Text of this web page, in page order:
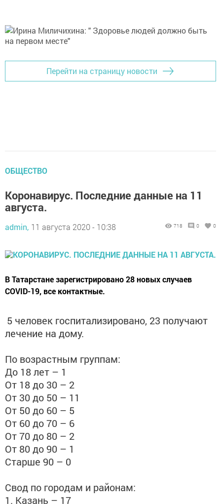
Перейти на страницу новости
ОБЩЕСТВО
Коронавирус. Последние данные на 11
августа.
admin, 11 августа 2020 - 10:38 718 0 0
В Татарстане зарегистрировано 28 новых случаев
COVID-19, все контактные.
5 человек госпитализировано, 23 получают
лечение на дому.
По возрастным группам:
До 18 лет – 1
От 18 до 30 – 2
От 30 до 50 – 11
От 50 до 60 – 5
От 60 до 70 – 6
От 70 до 80 – 2
От 80 до 90 – 1
Старше 90 – 0
Свод по городам и районам:
1. Казань – 17